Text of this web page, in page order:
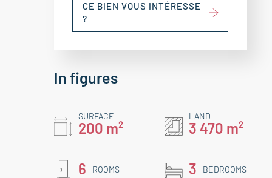
CE BIEN VOUS INTÉRESSE
?
In figures
SURFACE
200 m²
LAND
3 470 m²
6 ROOMS 3 BEDROOMS